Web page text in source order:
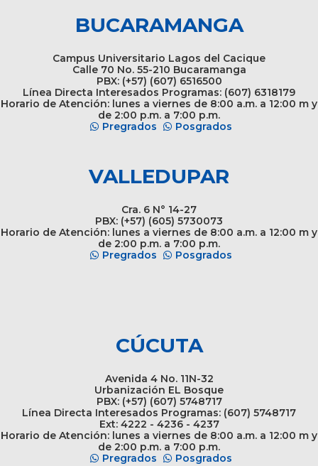
BUCARAMANGA
Campus Universitario Lagos del Cacique
Calle 70 No. 55-210 Bucaramanga
PBX: (+57) (607) 6516500
Línea Directa Interesados Programas: (607) 6318179
Horario de Atención: lunes a viernes de 8:00 a.m. a 12:00 m y
de 2:00 p.m. a 7:00 p.m.
Pregrados
Posgrados
VALLEDUPAR
Cra. 6 N° 14-27
PBX: (+57) (605) 5730073
Horario de Atención: lunes a viernes de 8:00 a.m. a 12:00 m y
de 2:00 p.m. a 7:00 p.m.
Pregrados
Posgrados
CÚCUTA
Avenida 4 No. 11N-32
Urbanización EL Bosque
PBX: (+57) (607) 5748717
Línea Directa Interesados Programas: (607) 5748717
Ext: 4222 - 4236 - 4237
Horario de Atención: lunes a viernes de 8:00 a.m. a 12:00 m y
de 2:00 p.m. a 7:00 p.m.
Pregrados
Posgrados